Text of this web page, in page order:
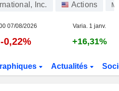
Inc. Actions
07/08/2026 Varia. 1 janv.
-0,22% +16,31%
Actualités